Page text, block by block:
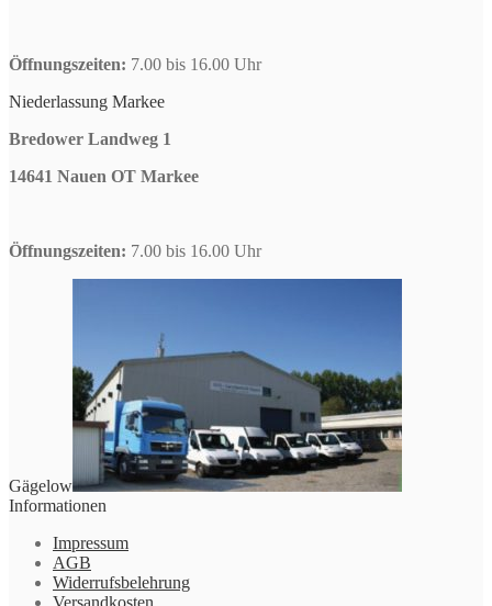
Öffnungszeiten: 7.00 bis 16.00 Uhr
Niederlassung Markee
Bredower Landweg 1
14641 Nauen OT Markee
Öffnungszeiten: 7.00 bis 16.00 Uhr
Gägelow
Informationen
Impressum
AGB
Widerrufsbelehrung
Versandkosten